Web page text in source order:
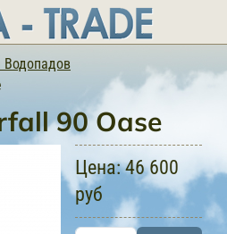
90 Oase
Цена:46 600
руб